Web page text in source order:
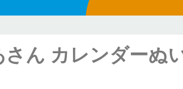
ん カレンダーぬ